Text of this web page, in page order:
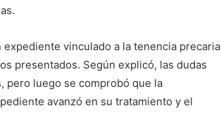
vinculado a la tenencia precaria
presentados. Según explicó, las dudas
pero luego se comprobó que la
avanzó en su tratamiento y el